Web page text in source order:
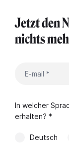
Jetzt den
nichts
In welcher
erhalten? *
Deutsch